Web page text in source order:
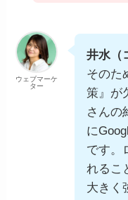
ウェブマーケ
ター
井水（
そのた
策』が
さんの
に
です。
れるこ
大きく